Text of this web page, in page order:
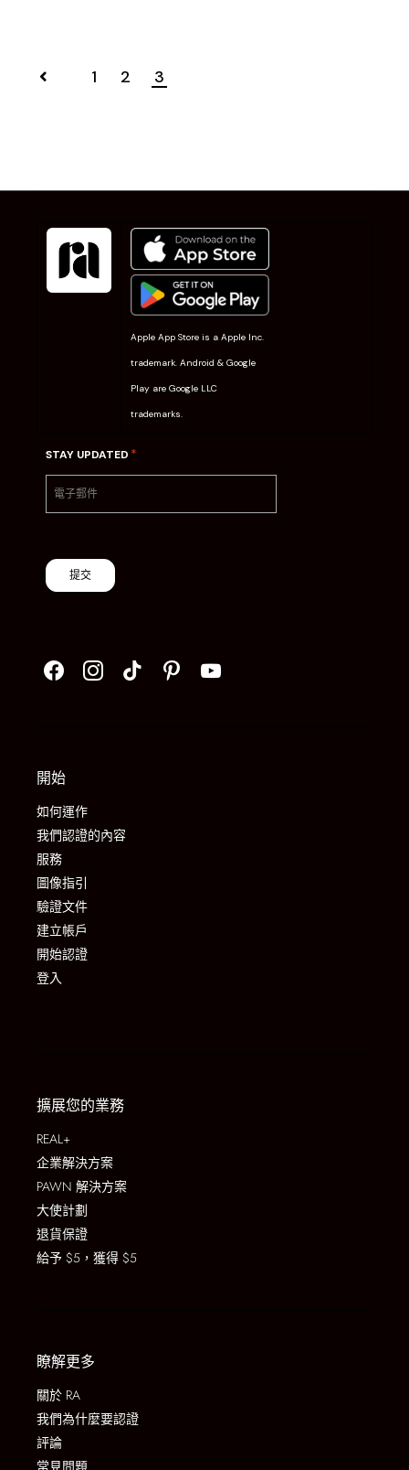
1 2 3
Apple App Store is a Apple Inc.
trademark. Android & Google
Play are Google LLC
trademarks.
STAY UPDATED *
提交
開始
如何運作
我們認證的內容
服務
圖像指引
驗證文件
建立帳戶
開始認證
登入
擴展您的業務
REAL+
企業解決方案
PAWN 解決方案
大使計劃
退貨保證
給予 $5，獲得 $5
瞭解更多
關於 RA
我們為什麼要認證
評論
常見問題